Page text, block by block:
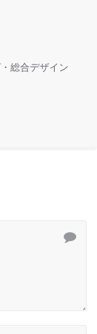
総合デザイン